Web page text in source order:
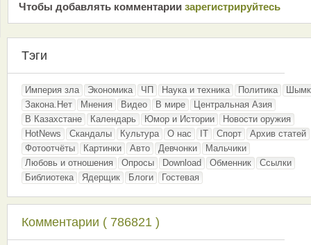
Чтобы добавлять комментарии зарeгиcтрирyйтeсь
Тэги
Империя зла Экономика ЧП Наука и техника Политика
Закона.Нет
Мнения Видео В мире
Центральная Азия
В Казахстане
Календарь Юмор и Истории
Новости оружия
HotNews
Скандалы Культура О нас IT Спорт
Архив статей
Фотоотчёты
Картинки Авто Девчонки
Мальчики
Любовь и отношения
Опросы Download Обменник
Ссылки
Библиотека
Ядерщик Блоги Гостевая
Комментарии ( 786821 )